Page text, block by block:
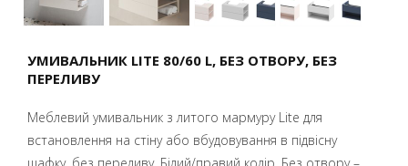
УМИВАЛЬНИК LITE 80/60 L, БЕЗ ОТВОРУ, БЕЗ
ПЕРЕЛИВУ
Меблевий умивальник з литого мармуру Lite для
встановлення на стіну або вбудовування в підвісну